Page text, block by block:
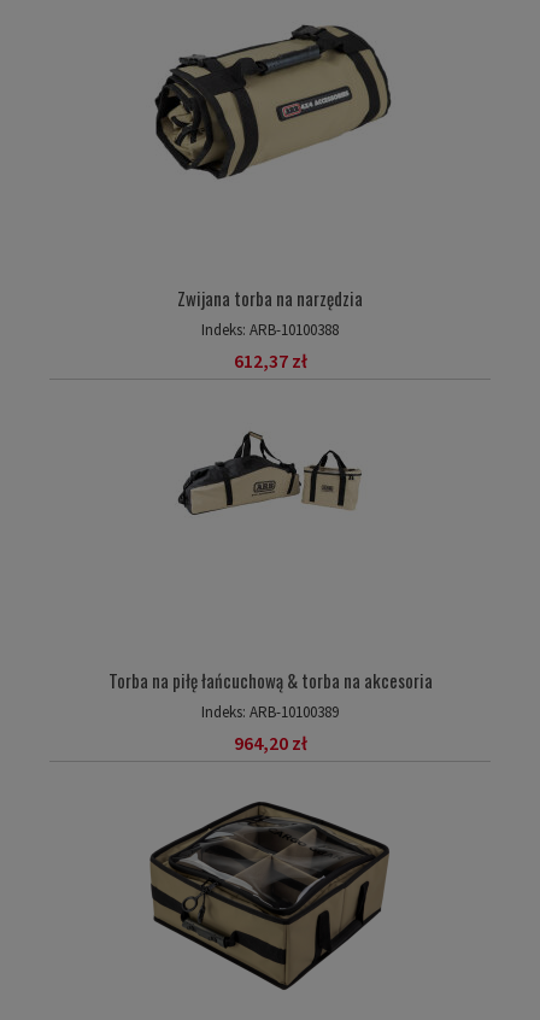
Zwijana torba na narzędzia
Indeks: ARB-10100388
612,37 zł
Torba na piłę łańcuchową & torba na akcesoria
Indeks: ARB-10100389
964,20 zł